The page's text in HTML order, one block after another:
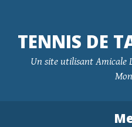
TENNIS DE
Un site utilisant Amicale